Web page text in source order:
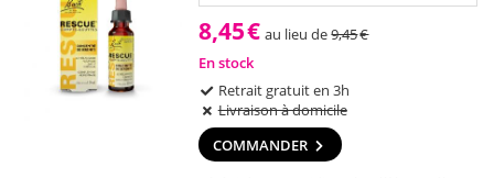
8,45€ au lieu de9,45€
En stock
Retrait gratuit en 3h
Livraison à domicile
COMMANDER